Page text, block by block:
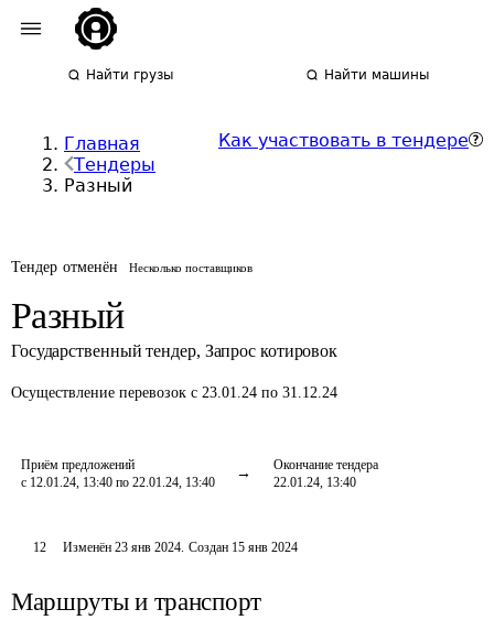
Найти грузы Найти машины
Главная
Тендеры
Разный
Как участвовать в тендере
Тендер отменён Несколько поставщиков
Разный
Государственный тендер, Запрос котировок
Осуществление перевозок с 23.01.24 по 31.12.24
Приём предложений
с 12.01.24, 13:40 по 22.01.24, 13:40
Окончание тендера
22.01.24, 13:40
12 Изменён23 янв 2024. Создан 15 янв 2024
Маршруты и транспорт